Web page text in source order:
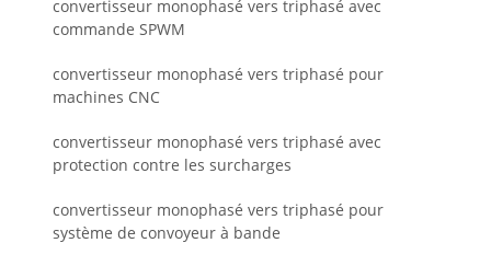
convertisseur monophasé vers triphasé avec
commande SPWM
convertisseur monophasé vers triphasé pour
machines CNC
convertisseur monophasé vers triphasé avec
protection contre les surcharges
convertisseur monophasé vers triphasé pour
système de convoyeur à bande